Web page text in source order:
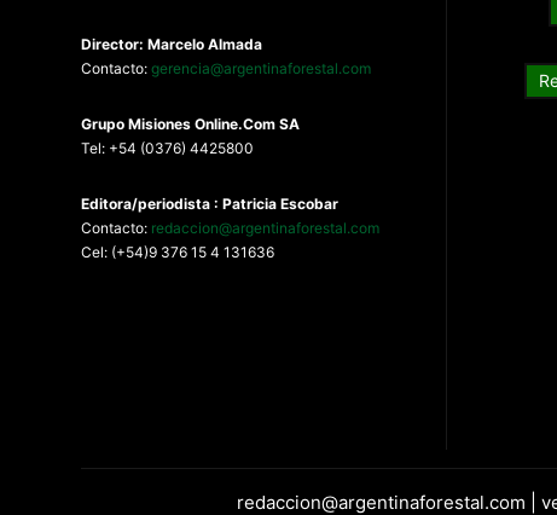
Director: Marcelo Almada
Contacto: gerencia@argentinaforestal.com
Grupo MisionesOnline.Com SA
Tel: +54 (0376) 4425800
Editora/periodista : Patricia Escobar
Contacto: redaccion@argentinaforestal.com
Cel: (+54)9 376 15 4 131636
redaccion@argentinaforestal.com |